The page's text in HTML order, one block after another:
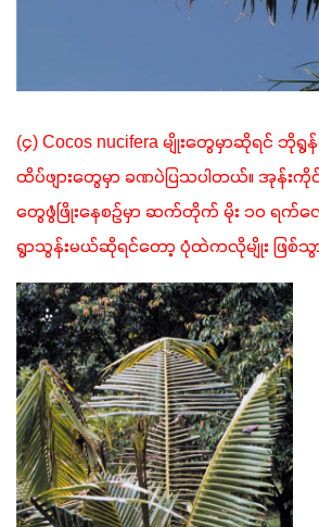
(၄) Cocos nucifera မျိုးတွေမှာဆိုရင်
ထိပ်ဖျားတွေမှာ ခဏပဲပြသပါတယ်။ အုန်
တွေဖွံဖြိုးနေစဉ်မှာ ဆက်တိုက် မိုး ၁၀ ရက်
ရွာသွန်းမယ်ဆိုရင်တော့ ပုံထဲကလိုမျိုး ဖြစ်သွ